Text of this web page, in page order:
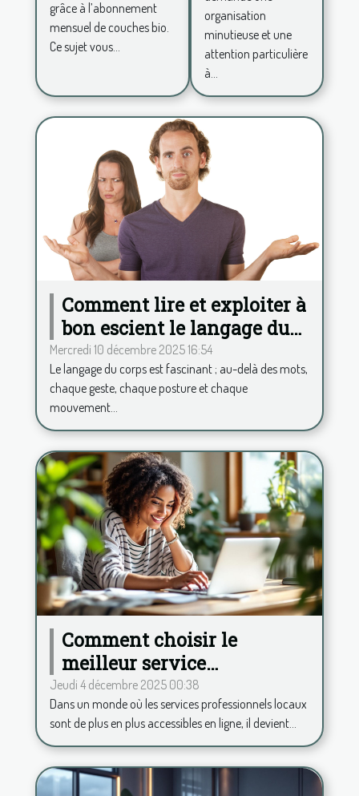
grâce à l’abonnement
mensuel de couches bio.
Ce sujet vous...
nouveau-
né?
organisation
minutieuse et une
attention particulière
à...
Comment lire et exploiter à
bon escient le langage du
corps ?
Mercredi 10 décembre 2025 16:54
Le langage du corps est fascinant ; au-delà des mots,
chaque geste, chaque posture et chaque
mouvement...
Comment choisir le
meilleur service
professionnel local en
ligne ?
Jeudi 4 décembre 2025 00:38
Dans un monde où les services professionnels locaux
sont de plus en plus accessibles en ligne, il devient...